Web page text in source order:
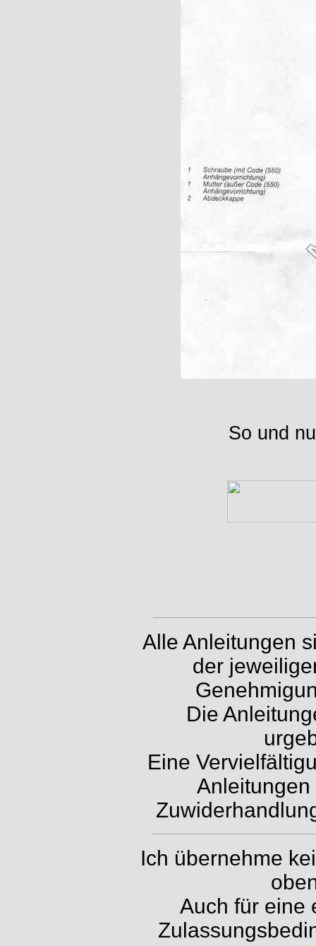
So und
Alle Anleitungen
der
Die
Eine
Anleitungen
Ich übernehme
Auch für eine